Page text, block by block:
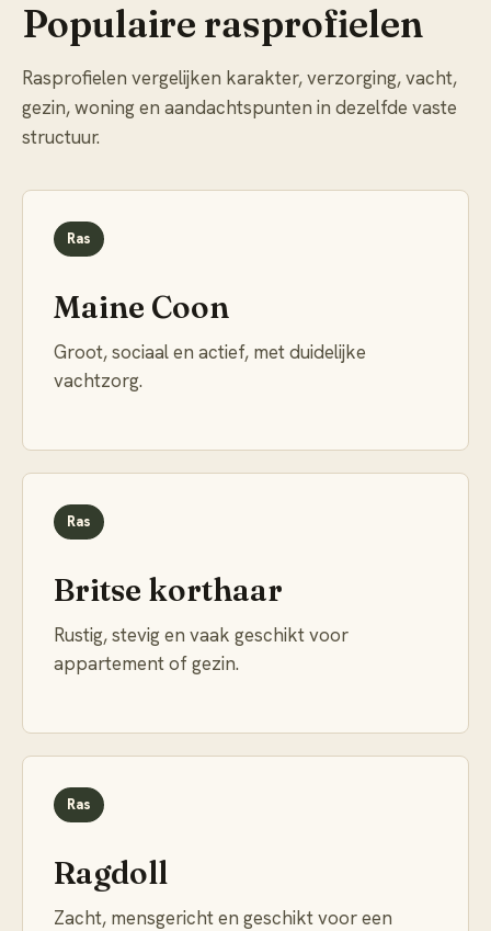
Populaire rasprofielen
Rasprofielen vergelijken karakter, verzorging, vacht,
gezin, woning en aandachtspunten in dezelfde vaste
structuur.
Ras
Maine Coon
Groot, sociaal en actief, met duidelijke
vachtzorg.
Ras
Britse korthaar
Rustig, stevig en vaak geschikt voor
appartement of gezin.
Ras
Ragdoll
Zacht, mensgericht en geschikt voor een